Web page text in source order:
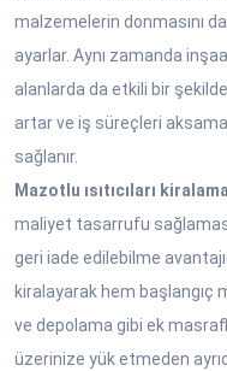
malzemelerin donmasını
ayarlar. Aynı zamanda
alanlarda da etkili bir
artar ve iş süreçleri
sağlanır.
Mazotlu ısıtıcıları kiralama
maliyet tasarrufu
geri iade edilebilme
kiralayarak hem başlangıç
ve depolama gibi ek
üzerinize yük etmeden